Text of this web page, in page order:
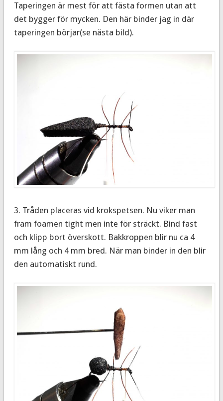
Taperingen är mest för att fästa formen utan att
det bygger för mycken. Den här binder jag in där
taperingen börjar(se nästa bild).
3. Tråden placeras vid krokspetsen. Nu viker man
fram foamen tight men inte för sträckt. Bind fast
och klipp bort överskott. Bakkroppen blir nu ca 4
mm lång och 4 mm bred. När man binder in den blir
den automatiskt rund.